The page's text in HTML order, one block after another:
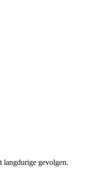
langdurige gevolgen.